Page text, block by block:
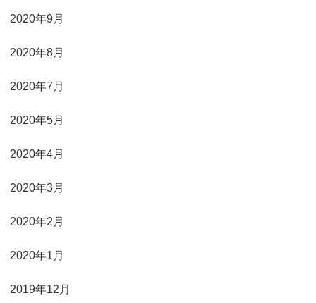
2020年9月
2020年8月
2020年7月
2020年5月
2020年4月
2020年3月
2020年2月
2020年1月
2019年12月